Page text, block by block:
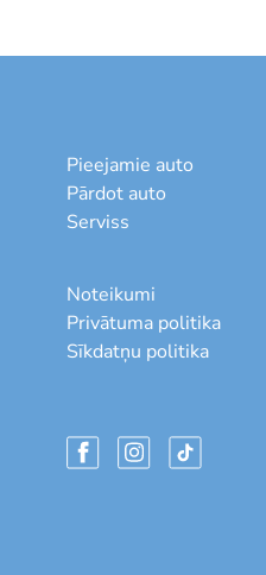
Pieejamie auto
Pārdot auto
Serviss
Noteikumi
Privātuma politika
Sīkdatņu politika